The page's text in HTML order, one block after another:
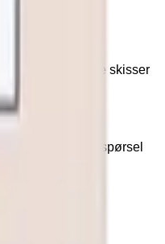
enkelt å tegne skisser
og sende forespørsel